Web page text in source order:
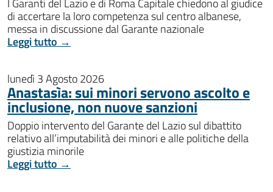
I Garanti del Lazio e di Roma Capitale chiedono al giudice
di accertare la loro competenza sul centro albanese,
messa in discussione dal Garante nazionale
Leggi tutto →
lunedì 3 Agosto 2026
Anastasìa: sui minori servono ascolto e
inclusione, non nuove sanzioni
Doppio intervento del Garante del Lazio sul dibattito
relativo all’imputabilità dei minori e alle politiche della
giustizia minorile
Leggi tutto →